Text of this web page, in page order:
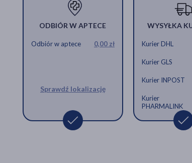
ODBIÓR W APTECE
Odbiór w aptece 0,00 zł
Sprawdź lokalizację
WYSYŁKA
Kurier DHL
Kurier GLS
Kurier INPOST
Kurier
PHARMALINK